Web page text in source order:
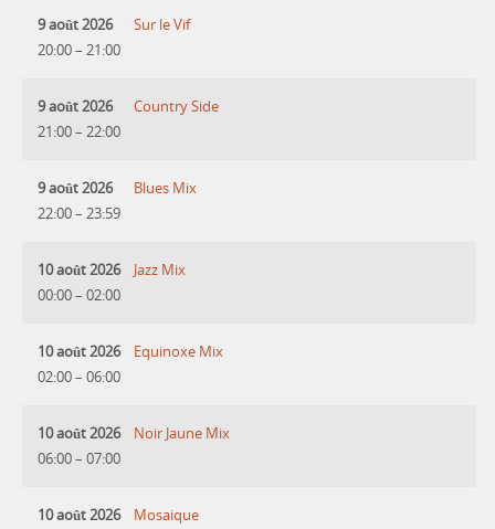
9 août 2026
20:00– 21:00
Sur le Vif
9 août 2026
21:00– 22:00
Country Side
9 août 2026
22:00– 23:59
Blues Mix
10 août 2026
00:00– 02:00
Jazz Mix
10 août 2026
02:00– 06:00
Equinoxe Mix
10 août 2026
06:00– 07:00
Noir Jaune Mix
10 août 2026
Mosaique